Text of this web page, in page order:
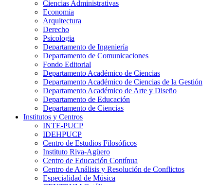
Ciencias Administrativas
Economía
Arquitectura
Derecho
Psicologia
Departamento de Ingeniería
Departamento de Comunicaciones
Fondo Editorial
Departamento Académico de Ciencias
Departamento Académico de Ciencias de la Gestión
Departamento Académico de Arte y Diseño
Departamento de Educación
Departamento de Ciencias
Institutos y Centros
INTE-PUCP
IDEHPUCP
Centro de Estudios Filosóficos
Instituto Riva-Agüero
Centro de Educación Contínua
Centro de Análisis y Resolución de Conflictos
Especialidad de Música